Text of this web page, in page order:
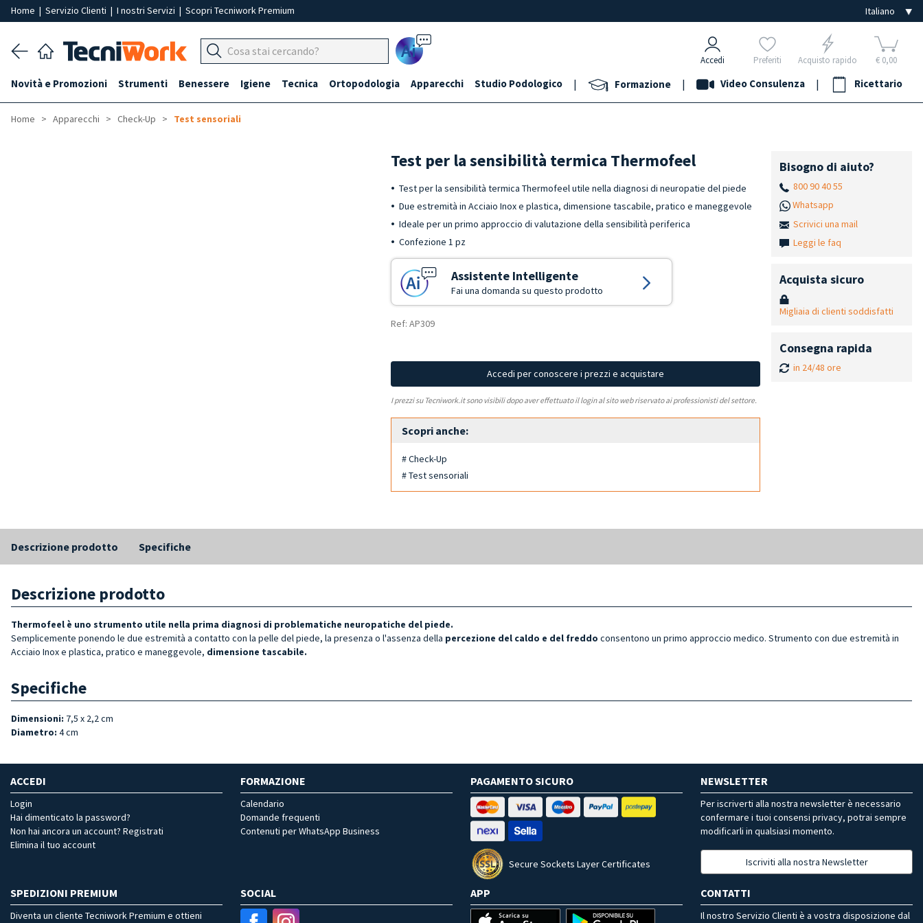
Home | Servizio Clienti | I nostri Servizi | Scopri Tecniwork Premium
Ai Accedi Preferiti Acquisto rapido € 0,00
Novità e Promozioni Strumenti Benessere Igiene Tecnica Ortopodologia Apparecchi Studio Podologico | Formazione | Video Consulenza | Ricettario
Home Apparecchi Check-Up Test sensoriali
Test per la sensibilità termica Thermofeel
Test per la sensibilità termica Thermofeel utile nella diagnosi di neuropatie del piede
Due estremità in Acciaio Inox e plastica, dimensione tascabile, pratico e maneggevole
Ideale per un primo approccio di valutazione della sensibilità periferica
Confezione 1 pz
Assistente Intelligente
Fai una domanda su questo prodotto
Ref: AP309
Accedi per conoscere i prezzi e acquistare
I prezzi su Tecniwork.it sono visibili dopo aver effettuato il login al sito web riservato ai professionisti del settore.
Scopri anche:
# Check-Up
# Test sensoriali
Bisogno di aiuto?
800 90 40 55
Whatsapp
Scrivici una mail
Leggi le faq
Acquista sicuro
Migliaia di clienti soddisfatti
Consegna rapida
in 24/48 ore
Descrizione prodotto Specifiche
Descrizione prodotto
Thermofeel è uno strumento utile nella prima diagnosi di problematiche neuropatiche del piede.
Semplicemente ponendo le due estremità a contatto con la pelle del piede, la presenza o l'assenza della percezione del caldo e del freddo consentono un primo approccio medico. Strumento con due estremità in
Acciaio Inox e plastica, pratico e maneggevole, dimensione tascabile.
Specifiche
Dimensioni: 7,5 x 2,2 cm
Diametro: 4 cm
ACCEDI
Login
Hai dimenticato la password?
Non hai ancora un account? Registrati
Elimina il tuo account
FORMAZIONE
Calendario
Domande frequenti
Contenuti per WhatsApp Business
PAGAMENTO SICURO
Secure Sockets Layer Certificates
NEWSLETTER
Per iscriverti alla nostra newsletter è necessario
confermare i tuoi consensi privacy, potrai sempre
modificarli in qualsiasi momento.
Iscriviti alla nostra Newsletter
SPEDIZIONI PREMIUM
Diventa un cliente Tecniwork Premium e ottieni
SOCIAL APP CONTATTI
Il nostro Servizio Clienti è a vostra disposizione dal